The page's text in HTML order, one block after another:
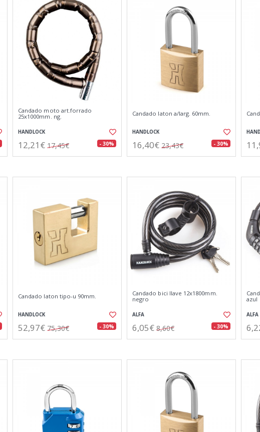
Candado moto art.forrado
25x1000mm. ng.
HANDLOCK
12,21€ 17,45€ - 30%
Candado laton a/larg. 60mm.
HANDLOCK
16,40€ 23,43€ - 30%
Candado laton tipo-u 90mm.
HANDLOCK
52,97€ 75,30€ - 30%
Candado bici llave 12x1800mm.
negro
ALFA
6,05€ 8,60€ - 30%
azul
ALFA